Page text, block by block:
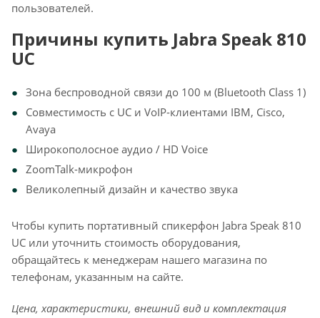
пользователей.
Причины купить Jabra Speak 810
UC
Зона беспроводной связи до 100 м (Bluetooth Class 1)
Совместимость с UC и VoIP-клиентами IBM, Cisco,
Avaya
Широкополосное аудио / HD Voice
ZoomTalk-микрофон
Великолепный дизайн и качество звука
Чтобы купить портативный спикерфон Jabra Speak 810
UC или уточнить стоимость оборудования,
обращайтесь к менеджерам нашего магазина по
телефонам, указанным на сайте.
Цена, характеристики, внешний вид и комплектация